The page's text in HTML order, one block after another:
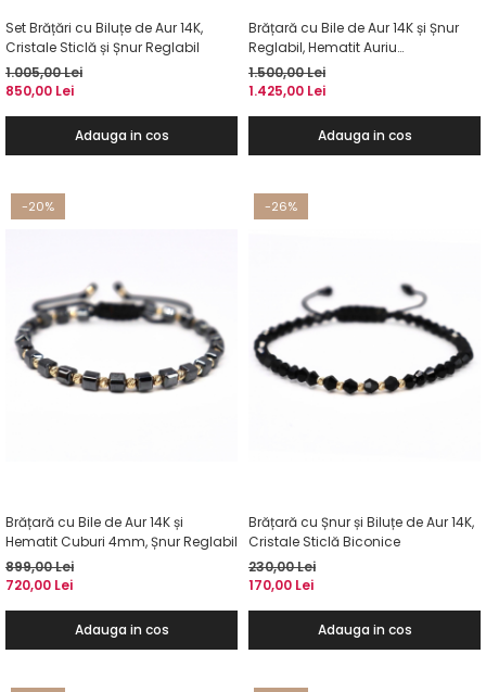
Set Brățări cu Biluțe de Aur 14K,
Cristale Sticlă și Șnur Reglabil
1.005,00 Lei
850,00 Lei
Adauga in cos
Brățară cu Bile de Aur 14K și Șnur
Reglabil, Hematit Auriu
Dreptunghiular
1.500,00 Lei
1.425,00 Lei
Adauga in cos
-20%
Brățară cu Bile de Aur 14K și
Hematit Cuburi 4mm, Șnur Reglabil
899,00 Lei
720,00 Lei
Adauga in cos
-26%
Brățară cu Șnur și Biluțe de Aur 14K,
Cristale Sticlă Biconice
230,00 Lei
170,00 Lei
Adauga in cos